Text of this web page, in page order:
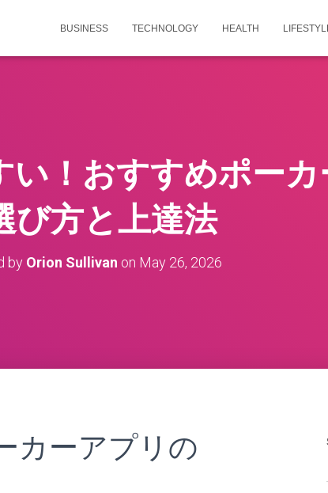
BUSINESS TECHNOLOGY HEALTH
！おすすめポーカ
び方と上達法
by Orion Sullivan on May 26, 2026
カーアプリの